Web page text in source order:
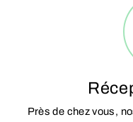
Près de chez vous,